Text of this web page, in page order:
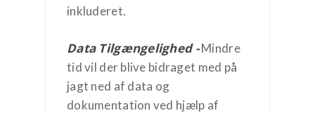
inkluderet.
Data Tilgængelighed -Mindre
tid vil der blive bidraget med på
jagt ned af data og
dokumentation ved hjælp af